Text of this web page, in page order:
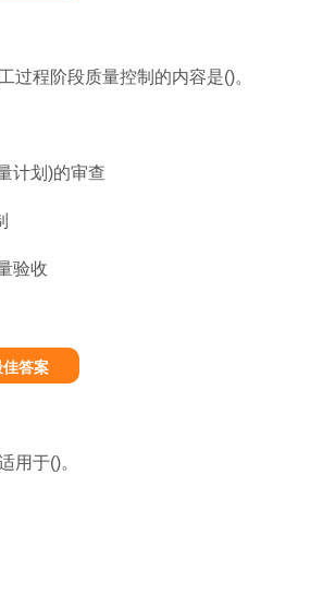
过程阶段质量控制的内容是()。
计划)的审查
验收
答案
用于()。